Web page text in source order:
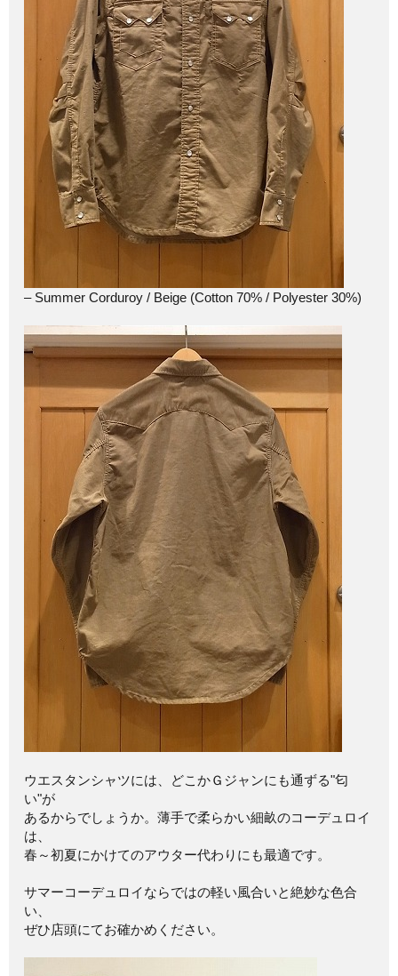
– Summer Corduroy / Beige (Cotton 70% / Polyester 30%)
ウエスタンシャツには、どこかＧジャンにも通ずる"匂
い"が
あるからでしょうか。薄手で柔らかい細畝のコーデュロイ
は、
春～初夏にかけてのアウター代わりにも最適です。
サマーコーデュロイならではの軽い風合いと絶妙な色合
い、
ぜひ店頭にてお確かめください。